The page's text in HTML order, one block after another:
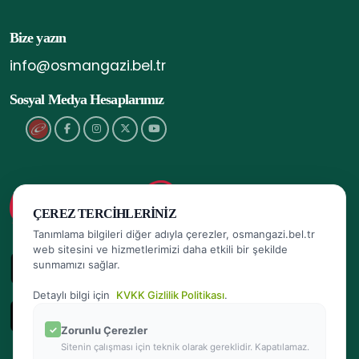
Bize yazın
info@osmangazi.bel.tr
Sosyal Medya Hesaplarımız
ÇEREZ TERCIHLERINIZ
Tanımlama bilgileri diğer adıyla çerezler, osmangazi.bel.tr
web sitesini ve hizmetlerimizi daha etkili bir şekilde
sunmamızı sağlar.
Detaylı bilgi için KVKK Gizlilik Politikası.
Zorunlu Çerezler
Sitenin çalışması için teknik olarak gereklidir. Kapatılamaz.